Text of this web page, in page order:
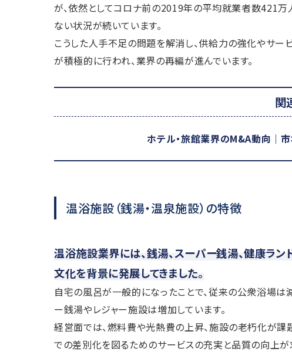
が、依然としてコロナ前の2019年の平均就業者数421
ない状況が続いています。
こうした人手不足の問題を解消し、供給力の強化やサ
が積極的に行われ、業界の再編が進んでいます。
関
ホテル・旅館業界のM&A動向｜
温浴施設（銭湯・温泉施設）の特徴
温浴施設業界には、銭湯、スーパー銭湯、健康ラ
文化を背景に発展してきました。
自宅の風呂が一般的になったことで、従来の公衆浴場は
ー銭湯やレジャー施設は増加しています。
経営面では、燃料費や光熱費の上昇、施設の老朽化が課
での差別化を図るためのサービスの充実と品質の向上が